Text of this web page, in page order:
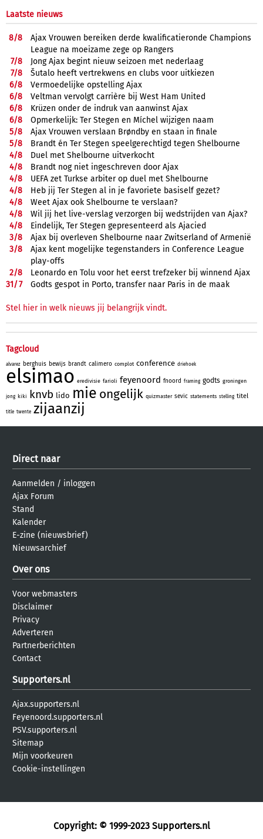
Laatste nieuws
8/8
Ajax Vrouwen bereiken derde kwalificatieronde Champions
League na moeizame zege op Rangers
7/8
Jong Ajax begint nieuw seizoen met nederlaag
7/8
Šutalo heeft vertrekwens en clubs voor uitkiezen
6/8
Vermoedelijke opstelling Ajax
6/8
Veltman vervolgt carrière bij West Ham United
6/8
Krüzen onder de indruk van aanwinst Ajax
6/8
Opmerkelijk: Ter Stegen en Míchel wijzigen naam
5/8
Ajax Vrouwen verslaan Brøndby en staan in finale
5/8
Brandt én Ter Stegen speelgerechtigd tegen Shelbourne
4/8
Duel met Shelbourne uitverkocht
4/8
Brandt nog niet ingeschreven door Ajax
4/8
UEFA zet Turkse arbiter op duel met Shelbourne
4/8
Heb jij Ter Stegen al in je favoriete basiself gezet?
4/8
Weet Ajax ook Shelbourne te verslaan?
4/8
Wil jij het live-verslag verzorgen bij wedstrijden van Ajax?
4/8
Eindelijk, Ter Stegen gepresenteerd als Ajacied
3/8
Ajax bij overleven Shelbourne naar Zwitserland of Armenië
3/8
Ajax kent mogelijke tegenstanders in Conference League
play-offs
2/8
Leonardo en Tolu voor het eerst trefzeker bij winnend Ajax
31/7 Godts gespot in Porto, transfer naar Paris in de maak
Stel hier in welk nieuws jij belangrijk vindt.
Tagcloud
alvarez berghuis bewijs brandt calimero complot conference driehoek
elsimao eredivisie farioli feyenoord fnoord framing godts groningen
jong kiki knvb lido mie ongelijk quizmaster sevic statements stelling titel
title twente zijaanzij
Direct naar
Aanmelden / inloggen
Ajax Forum
Stand
Kalender
E-zine (nieuwsbrief)
Nieuwsarchief
Over ons
Voor webmasters
Disclaimer
Privacy
Adverteren
Partnerberichten
Contact
Supporters.nl
Ajax.supporters.nl
Feyenoord.supporters.nl
PSV.supporters.nl
Sitemap
Mijn voorkeuren
Cookie-instellingen
Copyright: © 1999-2023 Supporters.nl